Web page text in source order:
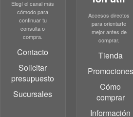
Elegí el canal más
cómodo para
continuar tu
consulta o
compra.
Contacto
Solicitar
presupuesto
Sucursales
Accesos directos
para orientarte
mejor antes de
comprar.
Tienda
Promociones
Cómo
comprar
Información